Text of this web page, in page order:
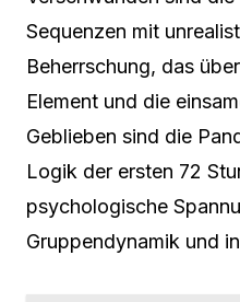
Sequenzen mit
Beherrschung, das
Element und die
Geblieben sind die
Logik der ersten 72
psychologische
Gruppendynamik und